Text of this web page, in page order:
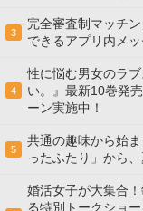
3
完全審査制マッチ
できるアプリ内メ
4
性に悩む男女のラ
い。』最新10巻発
ーン実施中！
5
共通の趣味から始
ったふたり」から
婚活女子が大集合
る特別トークショ